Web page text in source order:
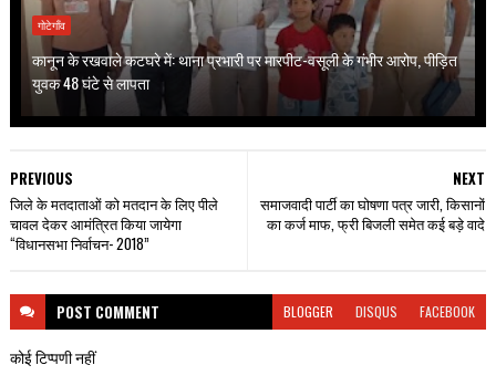
गोटेगाँव
कानून के रखवाले कटघरे में: थाना प्रभारी पर मारपीट-वसूली के गंभीर आरोप, पीड़ित
युवक 48 घंटे से लापता
NEXT
समाजवादी पार्टी का घोषणा पत्र जारी, किसानों
का कर्ज माफ, फ्री बिजली समेत कई बड़े वादे
PREVIOUS
जिले के मतदाताओं को मतदान के लिए पीले
चावल देकर आमंत्रित किया जायेगा
“विधानसभा निर्वाचन- 2018”
POST COMMENT BLOGGER DISQUS FACEBOOK
कोई टिप्पणी नहीं